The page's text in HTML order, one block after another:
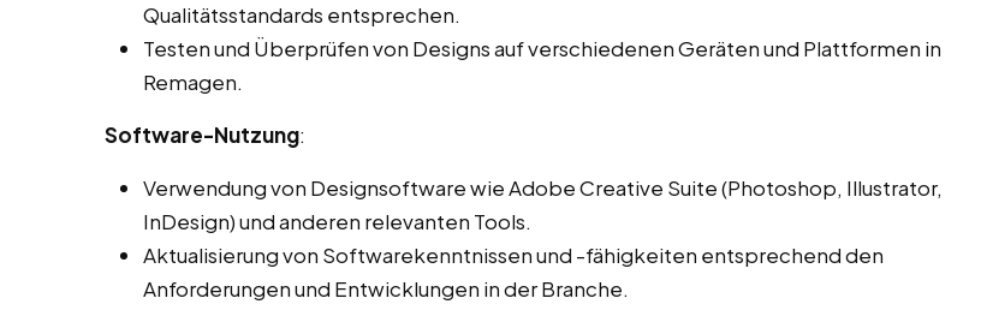
Qualitätsstandards entsprechen.
Testen und Überprüfen von Designs auf verschiedenen Geräten und Plattformen in
Remagen.
Software-Nutzung:
Verwendung von Designsoftware wie Adobe Creative Suite (Photoshop, Illustrator,
InDesign) und anderen relevanten Tools.
Aktualisierung von Softwarekenntnissen und -fähigkeiten entsprechend den
Anforderungen und Entwicklungen in der Branche.